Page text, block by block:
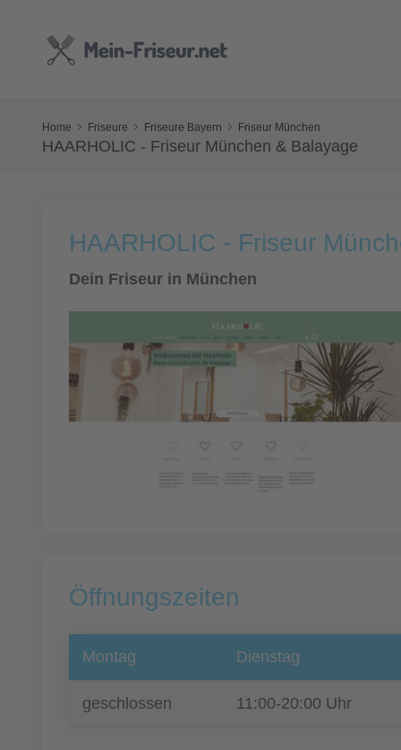
Home Friseure Friseure Bayern Friseur München
HAARHOLIC - Friseur München & Balayage
HAARHOLIC - Friseur
Dein Friseur in München
Öffnungszeiten
Montag Dienstag
geschlossen 11:00-20:00 Uhr